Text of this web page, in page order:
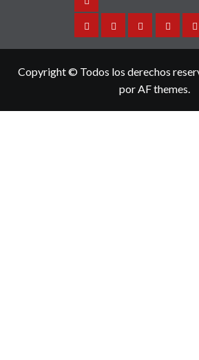
Noticias
SinaloaNacionalInternacional
Copyright © Todos los derechos
por AF themes.